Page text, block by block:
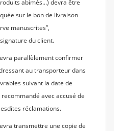
abimés...) devra être
sur le bon de livraison
manuscrites’’,
du client.
parallèlement confirmer
au transporteur dans
suivant la date de
avec accusé de
réclamations.
transmettre une copie de